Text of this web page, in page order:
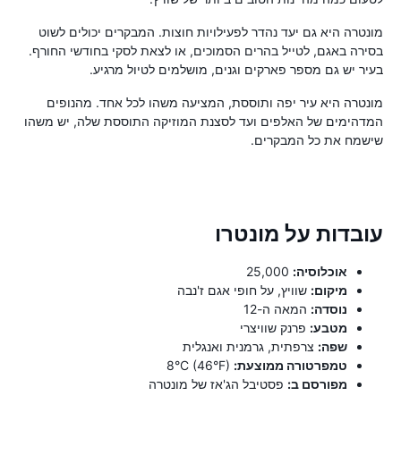
מונטרה היא גם יעד נהדר לפעילויות חוצות. המבקרים יכולים לשוט
בסירה באגם, לטייל בהרים הסמוכים, או לצאת לסקי בחודשי החורף.
בעיר יש גם מספר פארקים וגנים, מושלמים לטיול מרגיע.
מונטרה היא עיר יפה ותוססת, המציעה משהו לכל אחד. מהנופים
המדהימים של האלפים ועד לסצנת המוזיקה התוססת שלה, יש משהו
שישמח את כל המבקרים.
עובדות על מונטרו
אוכלוסיה:
מיקום: שוויץ, על חופי אגם ז'נבה
נוסדה: המאה ה-12
מטבע: פרנק שוויצרי
שפה: צרפתית, גרמנית ואנגלית
טמפרטורה ממוצעת:
מפורסם ב: פסטיבל הג'אז של מונטרה